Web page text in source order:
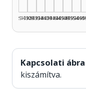
1925–1929
1930–1934
1935–1939
1940–1944
1945–1949
1950–1954
Kapcsolati ábra
kiszámítva.